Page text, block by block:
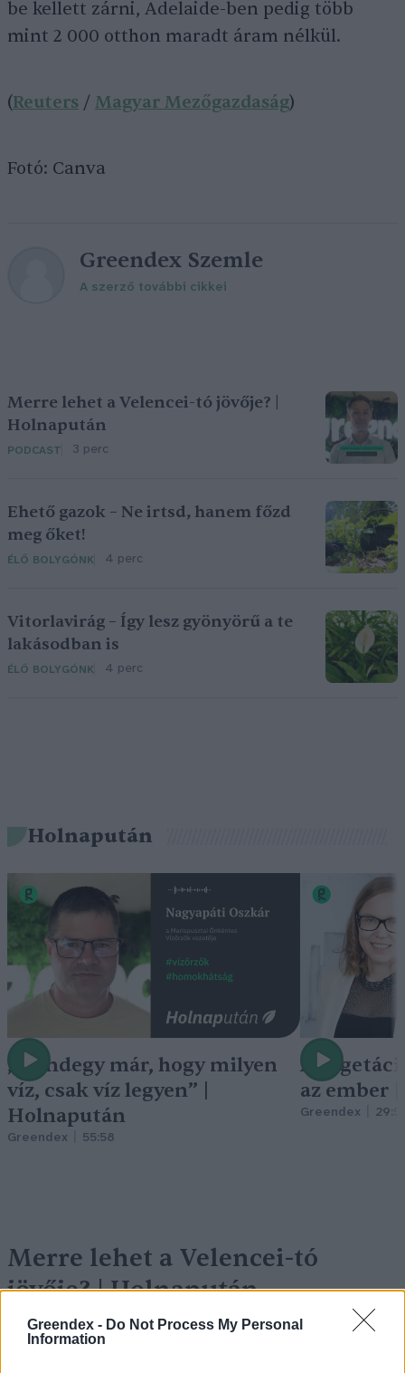
Greendex - Do Not Process My Personal
Information
be kellett zárni, Adelaide-ben pedig több
mint 2 000 otthon maradt áram nélkül.
(Reuters / Magyar Mezőgazdaság)
Fotó: Canva
Greendex Szemle
A szerző további cikkei
Merre lehet a Velencei-tó jövője? |
Holnapután
PODCAST 3 perc
Ehető gazok – Ne irtsd, hanem főzd
meg őket!
ÉLŐ BOLYGÓNK 4 perc
Vitorlavirág – Így lesz gyönyörű a te
lakásodban is
ÉLŐ BOLYGÓNK 4 perc
Holnapután
„Mindegy már, hogy milyen
víz, csak víz legyen” |
Holnapután
Greendex 55:58
A
az ember
Greendex
Merre lehet a Velencei-tó
jövője? | Holnapután
Novák Zsombor 3 perc